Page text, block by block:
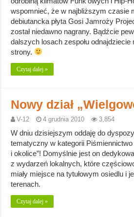
wspomnieć, że w najbliższym czasie
debiutancka płyta Gosi Jamroży
został niedawno nagrany. Bądźcie
dalszych losach zespołu odnajdziecie
strony.
Czytaj dalej »
Nowy dział
V-12 4 grudnia 2010 3,854
W dniu dzisiejszym oddaję do
tematyczny w kategorii Piśmiennictwo
i okolice”! Domyślnie jest on
z wydarzeń lokalnych, które
miały miejsce na tytułowym osiedlu i
terenach.
Czytaj dalej »